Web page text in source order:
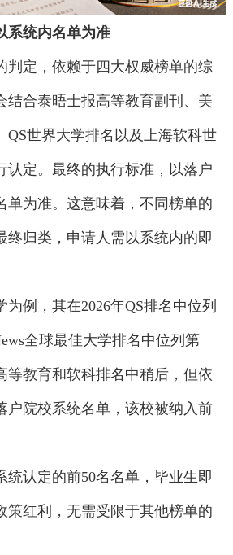
系统内名单为准
定，依赖于四大权威榜单的综
结合泰晤士报高等教育副刊、美
QS世界大学排名以及上海软科世
认定。最终的执行标准，以落户
单为准。这意味着，不同榜单的
终归类，申请人需以系统内的即
例，其在2026年QS排名中位列
全球最佳大学排名中位列第
等教育和软科排名中稍后，但依
户院校系统名单，该校被纳入前
认定的前50名名单，毕业生即
策红利，无需受限于其他榜单的